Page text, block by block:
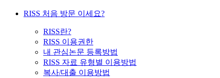
RISS 처음 방문 이세요?
RISS란?
RISS 이용권한
내 관심논문 등록방법
RISS 자료 유형별 이용방법
복사/대출 이용방법